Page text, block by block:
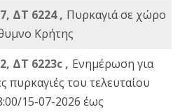
ΔΤ 6224 , Πυρκαγιά σε χώρο
Κρήτης
ΔΤ 6223c , Ενημέρωση για
πυρκαγιές του τελευταίου
15-07-2026 έως